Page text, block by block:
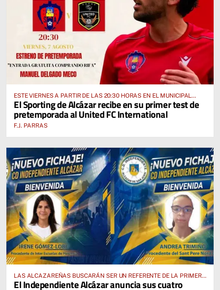
ESTE VIERNES A PARTIR DE LAS 20:30 HORAS EN EL MUNICIPAL
“MANUEL DELGADO MECO”
El Sporting de Alcázar recibe en su primer test de
pretemporada al United FC International
F.J. PARRAS
LAS ALCAZAREÑAS BUSCARÁN SER UN REFERENTE DE LA PRIMERA
AUTONÓMICA PREFERENTE FEMENINA
El Independiente Alcázar anuncia sus cuatro